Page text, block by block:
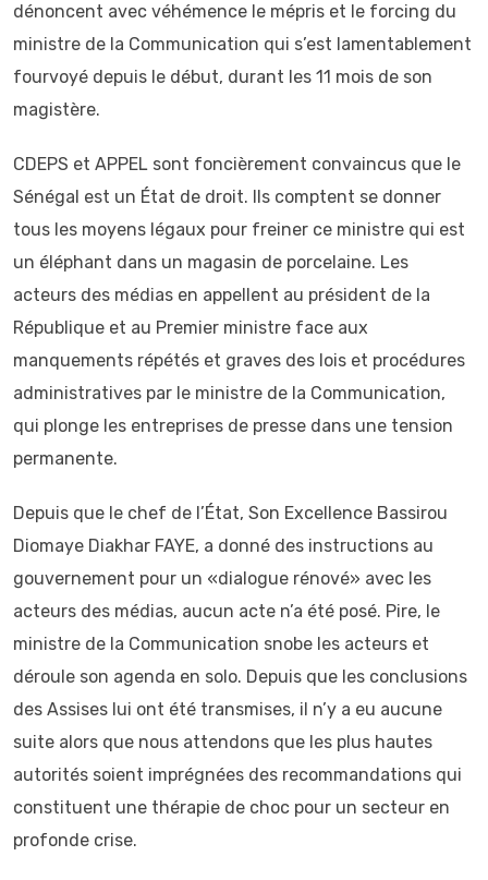
dénoncent avec véhémence le mépris et le forcing du
ministre de la Communication qui s’est lamentablement
fourvoyé depuis le début, durant les 11 mois de son
magistère.
CDEPS et APPEL sont foncièrement convaincus que le
Sénégal est un État de droit. Ils comptent se donner
tous les moyens légaux pour freiner ce ministre qui est
un éléphant dans un magasin de porcelaine. Les
acteurs des médias en appellent au président de la
République et au Premier ministre face aux
manquements répétés et graves des lois et procédures
administratives par le ministre de la Communication,
qui plonge les entreprises de presse dans une tension
permanente.
Depuis que le chef de l’État, Son Excellence Bassirou
Diomaye Diakhar FAYE, a donné des instructions au
gouvernement pour un «dialogue rénové» avec les
acteurs des médias, aucun acte n’a été posé. Pire, le
ministre de la Communication snobe les acteurs et
déroule son agenda en solo. Depuis que les conclusions
des Assises lui ont été transmises, il n’y a eu aucune
suite alors que nous attendons que les plus hautes
autorités soient imprégnées des recommandations qui
constituent une thérapie de choc pour un secteur en
profonde crise.